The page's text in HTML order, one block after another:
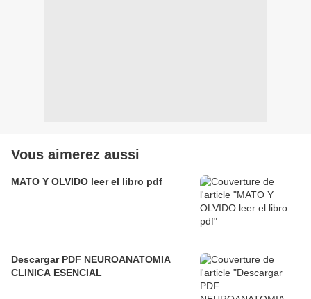
Vous aimerez aussi
MATO Y OLVIDO leer el libro pdf
Descargar PDF NEUROANATOMIA
CLINICA ESENCIAL